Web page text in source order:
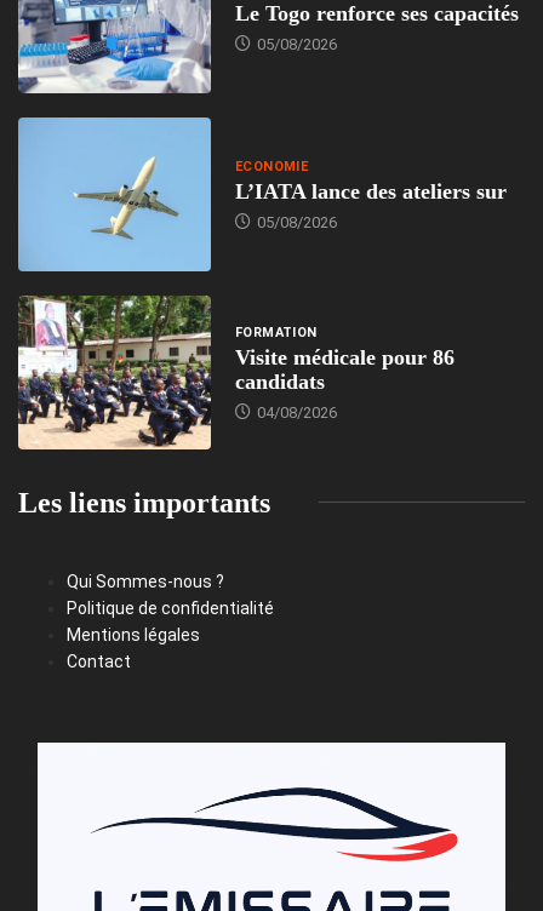
Le Togo renforce ses capacités
05/08/2026
ECONOMIE
L’IATA lance des ateliers sur
05/08/2026
FORMATION
Visite médicale pour 86
candidats
04/08/2026
Les liens importants
Qui Sommes-nous ?
Politique de confidentialité
Mentions légales
Contact